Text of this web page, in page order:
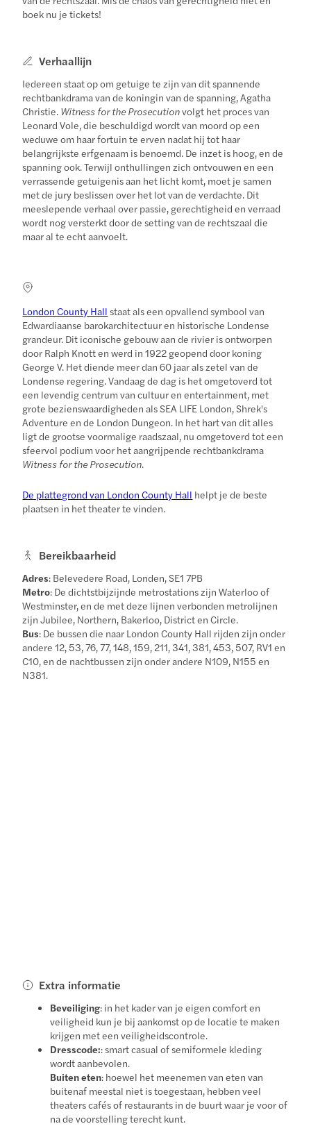
boek nu je tickets!
Verhaallijn
Iedereen staat op om getuige te zijn van dit spannende
rechtbankdrama van de koningin van de spanning, Agatha
Christie. Witness for the Prosecutionvolgt het proces van
Leonard Vole, die beschuldigd wordt van moord op een
weduwe om haar fortuin te erven nadat hij tot haar
belangrijkste erfgenaam is benoemd. De inzet is hoog, en de
spanning ook. Terwijl onthullingen zich ontvouwen en een
verrassende getuigenis aan het licht komt, moet je samen
met de jury beslissen over het lot van de verdachte. Dit
meeslepende verhaal over passie, gerechtigheid en verraad
wordt nog versterkt door de setting van de rechtszaal die
maar al te echt aanvoelt.
London County Hall staat als een opvallend symbool van
Edwardiaanse barokarchitectuur en historische Londense
grandeur. Dit iconische gebouw aan de rivier is ontworpen
door Ralph Knott en werd in 1922 geopend door koning
George V. Het diende meer dan 60 jaar als zetel van de
Londense regering. Vandaag de dag is het omgetoverd tot
een levendig centrum van cultuur en entertainment, met
grote bezienswaardigheden als SEA LIFE London, Shrek's
Adventure en de London Dungeon. In het hart van dit alles
ligt de grootse voormalige raadszaal, nu omgetoverd tot een
sfeervol podium voor het aangrijpende rechtbankdrama
Witness for the Prosecution.
De plattegrond van London County Hall helpt je de beste
plaatsen in het theater te vinden.
Bereikbaarheid
Adres: Belevedere Road, Londen, SE1 7PB
Metro: De dichtstbijzijnde metrostations zijn Waterloo of
Westminster, en de met deze lijnen verbonden metrolijnen
zijn Jubilee, Northern, Bakerloo, District en Circle.
Bus: De bussen die naar London County Hall rijden zijn onder
andere 12, 53, 76, 77, 148, 159, 211, 341, 381, 453, 507, RV1 en
C10, en de nachtbussen zijn onder andere N109, N155 en
N381.
Extra informatie
Beveiliging: in het kader van je eigen comfort en
veiligheid kun je bij aankomst op de locatie te maken
krijgen met een veiligheidscontrole.
Dresscode:: smart casual of semiformele kleding
wordt aanbevolen.
Buiten eten: hoewel het meenemen van eten van
buitenaf meestal niet is toegestaan, hebben veel
theaters cafés of restaurants in de buurt waar je voor of
na de voorstelling terecht kunt.